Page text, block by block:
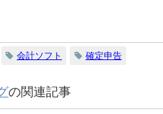
会計ソフト 確定申告
の関連記事